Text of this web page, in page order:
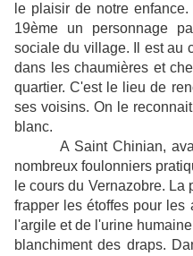
le plaisir de notre
19ème un personnage
sociale du village. Il est au
dans les chaumières et
quartier. C'est le lieu de
ses voisins. On le
blanc.
A Saint Chinian, avant
nombreux foulonniers
le cours du Vernazobre.
frapper les étoffes pour les
l'argile et de l'urine
blanchiment des draps.